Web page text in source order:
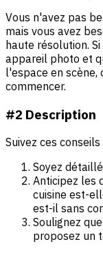
Vous n'avez pas
mais vous avez
haute résolution.
appareil photo et
l'espace en
commencer.
#2 Description
Suivez ces
Soyez
Anticipez les
cuisine est-
est-il sans
Soulignez
proposez un